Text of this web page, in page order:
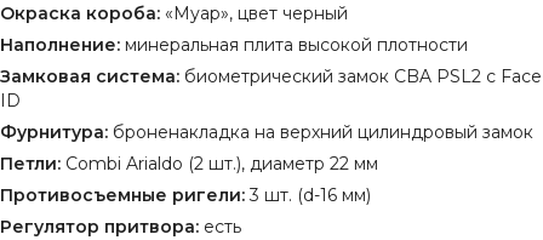
Окраска короба: «Муар», цвет черный
Наполнение: минеральная плита высокой плотности
Замковая система: биометрический замок CBA PSL2 с Face
ID
Фурнитура: броненакладка на верхний цилиндровый замок
Петли: Combi Arialdo (2 шт.), диаметр 22 мм
Противосъемные ригели:3 шт. (d-16 мм)
Регулятор притвора: есть